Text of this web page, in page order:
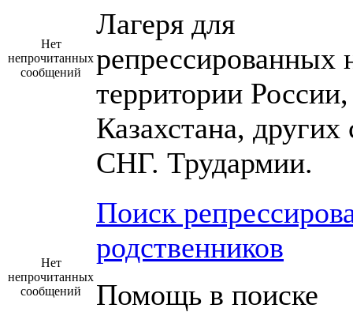
Нет
непрочитанных
сообщений
Лагеря для
репрессированных
территории России,
Казахстана, других
СНГ. Трудармии.
Нет
непрочитанных
сообщений
Поиск
родственников
Помощь в поиске